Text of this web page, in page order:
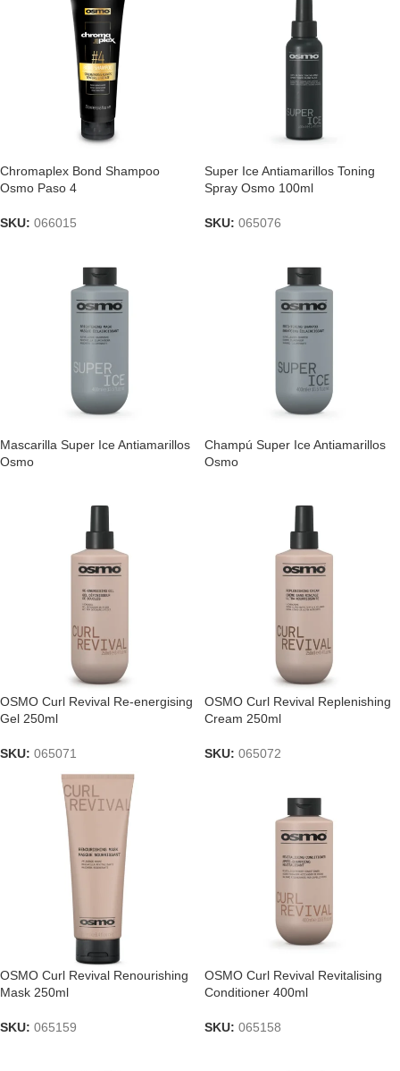
Chromaplex Bond Shampoo
Osmo Paso 4
SKU: 066015
Super Ice Antiamarillos Toning
Spray Osmo 100ml
SKU: 065076
Mascarilla Super Ice Antiamarillos
Osmo
Champú Super Ice Antiamarillos
Osmo
OSMO Curl Revival Re-energising
Gel 250ml
SKU: 065071
OSMO Curl Revival Replenishing
Cream 250ml
SKU: 065072
OSMO Curl Revival Renourishing
Mask 250ml
SKU: 065159
OSMO Curl Revival Revitalising
Conditioner 400ml
SKU: 065158